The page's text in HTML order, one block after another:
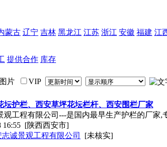
蒙古 辽宁 吉林 黑龙江 江苏 浙江 安徽 福建 江
提供合作 库存
图片 VIP
坛护栏、西安草坪花坛栏杆、西安围栏厂家
观工程有限公司---是国内最早生产护栏的厂家
16:55 [陕西西安市]
志诚景观工程有限公司
[未核实]